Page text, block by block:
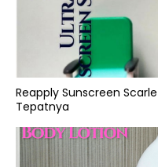
Reapply Sunscreen
Tepatnya